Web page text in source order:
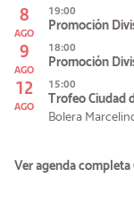
8
AGO
19:00
Promoción
9
AGO
18:00
Promoción
12
AGO
15:00
Trofeo Ciudad
Bolera
Ver agenda